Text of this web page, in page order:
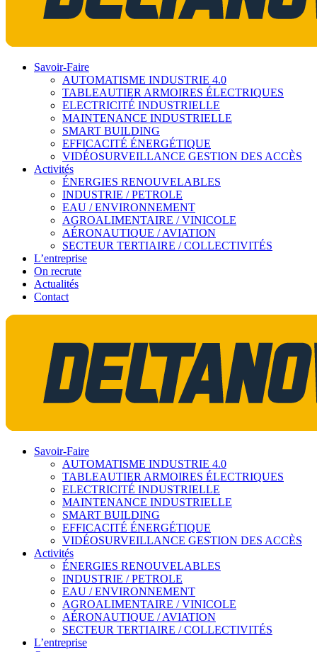
Savoir-Faire
AUTOMATISME INDUSTRIE 4.0
TABLEAUTIER ARMOIRES ÉLECTRIQUES
ELECTRICITÉ INDUSTRIELLE
MAINTENANCE INDUSTRIELLE
SMART BUILDING
EFFICACITÉ ÉNERGÉTIQUE
VIDÉOSURVEILLANCE GESTION DES ACCÈS
Activités
ÉNERGIES RENOUVELABLES
INDUSTRIE / PETROLE
EAU / ENVIRONNEMENT
AGROALIMENTAIRE / VINICOLE
AÉRONAUTIQUE / AVIATION
SECTEUR TERTIAIRE / COLLECTIVITÉS
L’entreprise
On recrute
Actualités
Contact
Savoir-Faire
AUTOMATISME INDUSTRIE 4.0
TABLEAUTIER ARMOIRES ÉLECTRIQUES
ELECTRICITÉ INDUSTRIELLE
MAINTENANCE INDUSTRIELLE
SMART BUILDING
EFFICACITÉ ÉNERGÉTIQUE
VIDÉOSURVEILLANCE GESTION DES ACCÈS
Activités
ÉNERGIES RENOUVELABLES
INDUSTRIE / PETROLE
EAU / ENVIRONNEMENT
AGROALIMENTAIRE / VINICOLE
AÉRONAUTIQUE / AVIATION
SECTEUR TERTIAIRE / COLLECTIVITÉS
L’entreprise